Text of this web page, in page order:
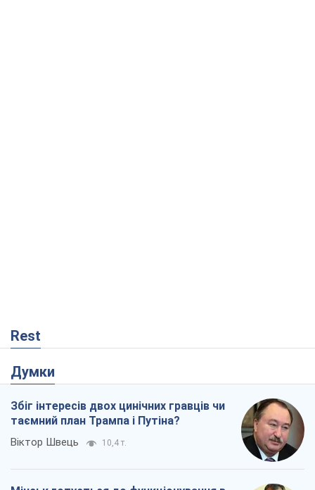
Rest
Думки
Збіг інтересів двох цинічних гравців чи
таємний план Трампа і Путіна?
Віктор Швець 10,4 т.